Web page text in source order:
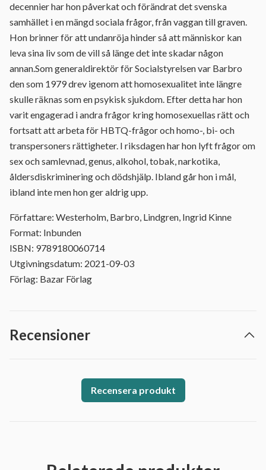
decennier har hon påverkat och förändrat det svenska
samhället i en mängd sociala frågor, från vaggan till graven.
Hon brinner för att undanröja hinder så att människor kan
leva sina liv som de vill så länge det inte skadar någon
annan.Som generaldirektör för Socialstyrelsen var Barbro
den som 1979 drev igenom att homosexualitet inte längre
skulle räknas som en psykisk sjukdom. Efter detta har hon
varit engagerad i andra frågor kring homosexuellas rätt och
fortsatt att arbeta för HBTQ-frågor och homo-, bi- och
transpersoners rättigheter. I riksdagen har hon lyft frågor om
sex och samlevnad, genus, alkohol, tobak, narkotika,
åldersdiskriminering och dödshjälp. Ibland går hon i mål,
ibland inte men hon ger aldrig upp.
Författare: Westerholm, Barbro, Lindgren, Ingrid Kinne
Format: Inbunden
ISBN: 9789180060714
Utgivningsdatum: 2021-09-03
Förlag: Bazar Förlag
Recensioner
Recensera produkt